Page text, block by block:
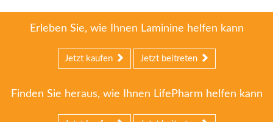
Erleben Sie, wie Ihnen Laminine helfen kann
Jetzt kaufen Jetzt beitreten
Finden Sie heraus, wie Ihnen LifePharm helfen kann